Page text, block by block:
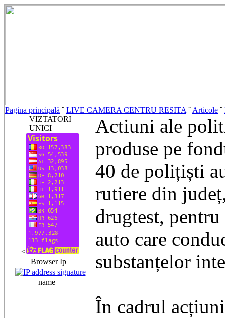
Pagina principală ˇLIVE CAMERA CENTRU RESITA ˇArticole ˇ
VIZTATORI
UNICI
<
Browser Ip
name
Actiuni ale
produse pe
40 de polițiști
rutiere din
drugtest,
auto care
substanțelor
În cadrul